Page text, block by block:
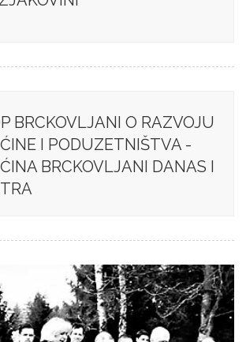
BRCKOVLJANI O RAZVOJU
I PODUZETNIŠTVA -
BRCKOVLJANI DANAS I